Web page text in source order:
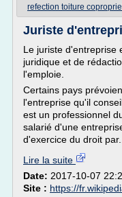
refection toiture
Juriste
Le juriste d'entreprise
juridique et de
l'emploie.
Certains pays
l'entreprise qu'il
est un professionnel
salarié d'une
d'exercice du droit par...
Lire la suite
Date: 2017-10-07
Site : https://